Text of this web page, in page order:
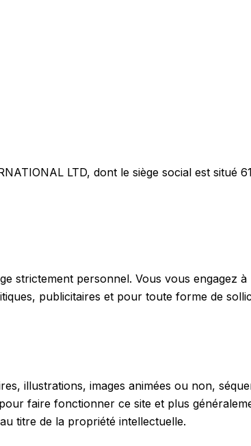
LTD, dont le siège social est situé
strictement personnel. Vous vous engagez
publicitaires et pour toute forme de
illustrations, images animées ou non,
faire fonctionner ce site et plus
titre de la propriété intellectuelle.